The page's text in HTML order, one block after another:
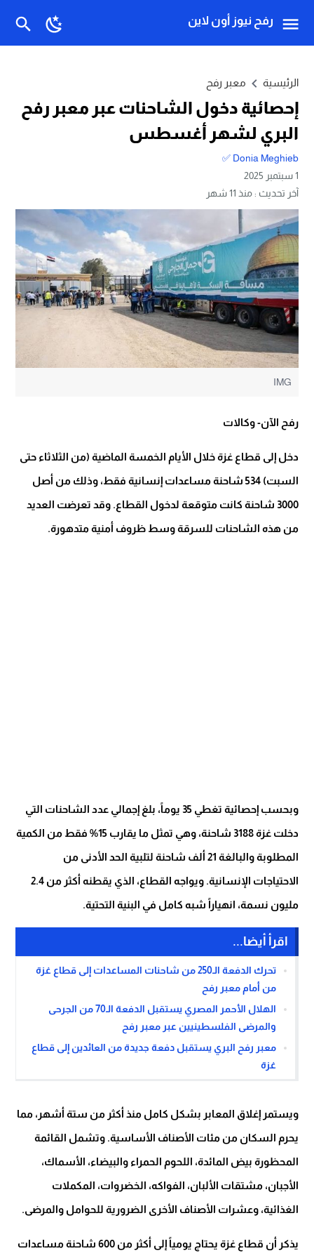
رفح نيوز أون لاين
الرئيسية معبر رفح
إحصائية دخول الشاحنات عبر معبر رفح
البري لشهر أغسطس
Donia Meghieb ✅
1 سبتمبر 2025
آخر تحديث :منذ 11 شهر
IMG
رفح الآن- وكالات
دخل إلى قطاع غزة خلال الأيام الخمسة الماضية (من الثلاثاء حتى
السبت) 534 شاحنة مساعدات إنسانية فقط، وذلك من أصل
3000 شاحنة كانت متوقعة لدخول القطاع. وقد تعرضت العديد
من هذه الشاحنات للسرقة وسط ظروف أمنية متدهورة.
وبحسب إحصائية تغطي 35 يوماً، بلغ إجمالي عدد الشاحنات التي
دخلت غزة 3188 شاحنة، وهي تمثل ما يقارب 15% فقط من الكمية
المطلوبة والبالغة 21 ألف شاحنة لتلبية الحد الأدنى من
الاحتياجات الإنسانية. ويواجه القطاع، الذي يقطنه أكثر من 2.4
مليون نسمة، انهياراً شبه كامل في البنية التحتية.
اقرأ أيضا...
تحرك الدفعة الـ250 من شاحنات المساعدات إلى قطاع غزة
من أمام معبر رفح
الهلال الأحمر المصري يستقبل الدفعة الـ70 من الجرحى
والمرضى الفلسطينيين عبر معبر رفح
معبر رفح البري يستقبل دفعة جديدة من العائدين إلى قطاع
غزة
ويستمر إغلاق المعابر بشكل كامل منذ أكثر من ستة أشهر، مما
يحرم السكان من مئات الأصناف الأساسية. وتشمل القائمة
المحظورة بيض المائدة، اللحوم الحمراء والبيضاء، الأسماك،
الأجبان، مشتقات الألبان، الفواكه، الخضروات، المكملات
الغذائية، وعشرات الأصناف الأخرى الضرورية للحوامل والمرضى.
يذكر أن قطاع غزة يحتاج يومياً إلى أكثر من 600 شاحنة مساعدات